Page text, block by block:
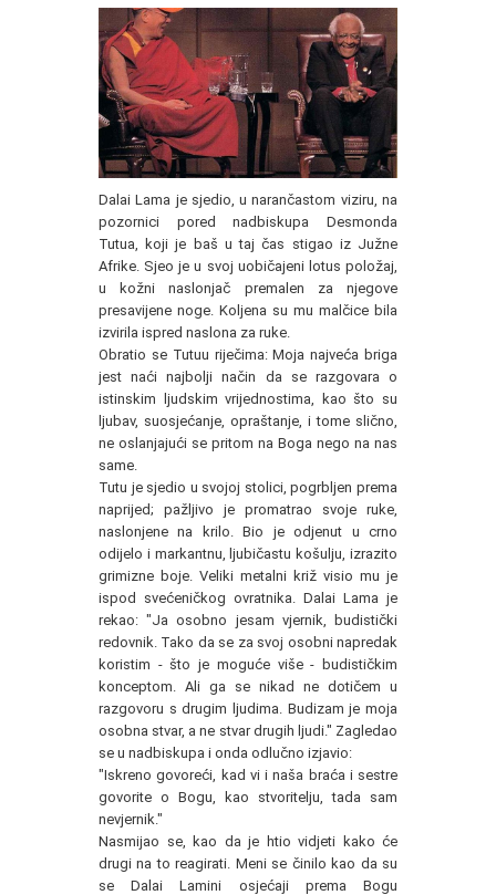
Dalai Lama je sjedio, u narančastom viziru, na
pozornici pored nadbiskupa Desmonda
Tutua, koji je baš u taj čas stigao iz Južne
Afrike. Sjeo je u svoj uobičajeni lotus položaj,
u kožni naslonjač premalen za njegove
presavijene noge. Koljena su mu malčice bila
izvirila ispred naslona za ruke.
Obratio se Tutuu riječima: Moja najveća briga
jest naći najbolji način da se razgovara o
istinskim ljudskim vrijednostima, kao što su
ljubav, suosjećanje, opraštanje, i tome slično,
ne oslanjajući se pritom na Boga nego na nas
same.
Tutu je sjedio u svojoj stolici, pogrbljen prema
naprijed; pažljivo je promatrao svoje ruke,
naslonjene na krilo. Bio je odjenut u crno
odijelo i markantnu, ljubičastu košulju, izrazito
grimizne boje. Veliki metalni križ visio mu je
ispod svećeničkog ovratnika. Dalai Lama je
rekao: "Ja osobno jesam vjernik, budistički
redovnik. Tako da se za svoj osobni napredak
koristim - što je moguće više - budističkim
konceptom. Ali ga se nikad ne dotičem u
razgovoru s drugim ljudima. Budizam je moja
osobna stvar, a ne stvar drugih ljudi." Zagledao
se u nadbiskupa i onda odlučno izjavio:
"Iskreno govoreći, kad vi i naša braća i sestre
govorite o Bogu, kao stvoritelju, tada sam
nevjernik."
Nasmijao se, kao da je htio vidjeti kako će
drugi na to reagirati. Meni se činilo kao da su
se Dalai Lamini osjećaji prema Bogu